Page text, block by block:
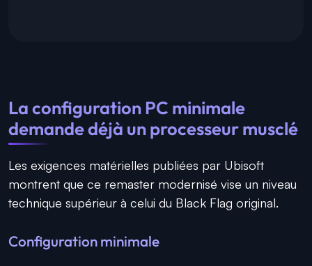
La configuration PC minimale
demande déjà un processeur musclé
Les exigences matérielles publiées par Ubisoft
montrent que ce remaster modernisé vise un niveau
technique supérieur à celui du Black Flag original.
Configuration minimale